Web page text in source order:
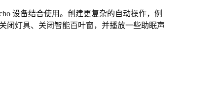
设备结合使用。创建更复杂的自动操作，例
闭灯具、关闭智能百叶窗，并播放一些助眠声